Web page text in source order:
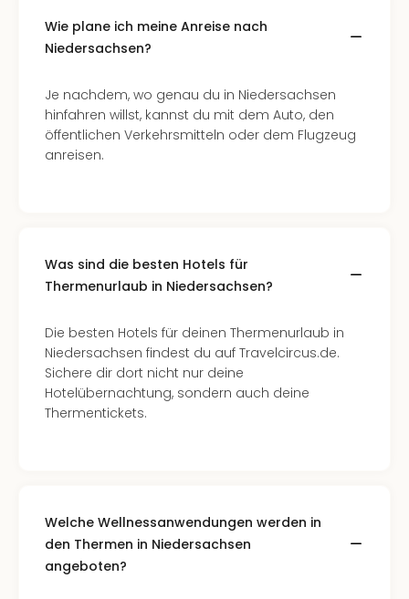
Wie plane ich meine Anreise nach
Niedersachsen?
Je nachdem, wo genau du in Niedersachsen
hinfahren willst, kannst du mit dem Auto, den
öffentlichen Verkehrsmitteln oder dem Flugzeug
anreisen.
Was sind die besten Hotels für
Thermenurlaub in Niedersachsen?
Die besten Hotels für deinen Thermenurlaub in
Niedersachsen findest du auf Travelcircus.de.
Sichere dir dort nicht nur deine
Hotelübernachtung, sondern auch deine
Thermentickets.
Welche Wellnessanwendungen werden in
den Thermen in Niedersachsen
angeboten?